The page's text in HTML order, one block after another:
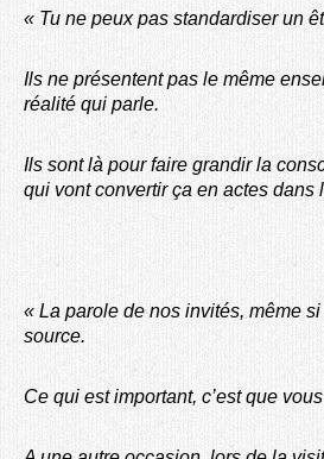
« Tu ne peux pas standardiser un
Ils ne présentent pas le même
réalité qui parle.
Ils sont là pour faire grandir la
qui vont convertir ça en actes dans
« La parole de nos invités, même
source.
Ce qui est important, c’est que